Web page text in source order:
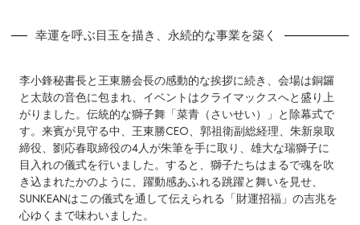
幸運を呼ぶ目玉を描き、永続的な事業を築く
李小鋒秘書長と王東勝会長の感動的な挨拶に続き、会場は銅鑼
と太鼓の音色に包まれ、イベントはクライマックスへと盛り上
がりました。伝統的な獅子舞「菜青（さいせい）」と除幕式で
す。来賓が見守る中、王東勝CEO、郭祖衛副総経理、朱新泉取
締役、劉応春取締役の4人が朱筆を手に取り、雄大な瑞獅子に
目入れの儀式を行いました。すると、獅子たちはまるで魂を吹
き込まれたかのように、躍動感あふれる跳躍と舞いを見せ、
SUNKEANはこの儀式を通して伝えられる「財運招福」の吉兆を
心ゆくまで味わいました。